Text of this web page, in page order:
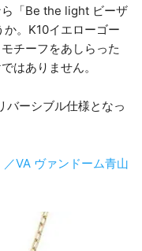
「Be the light ビーザ
。K10イエローゴー
チーフをあしらった
はありません。
バーシブル仕様となっ
VA ヴァンドーム青山